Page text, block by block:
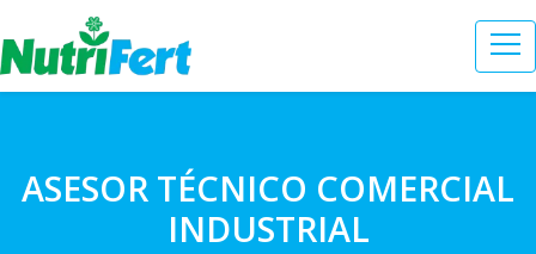
ASESOR TÉCNICO COMERCIAL
INDUSTRIAL